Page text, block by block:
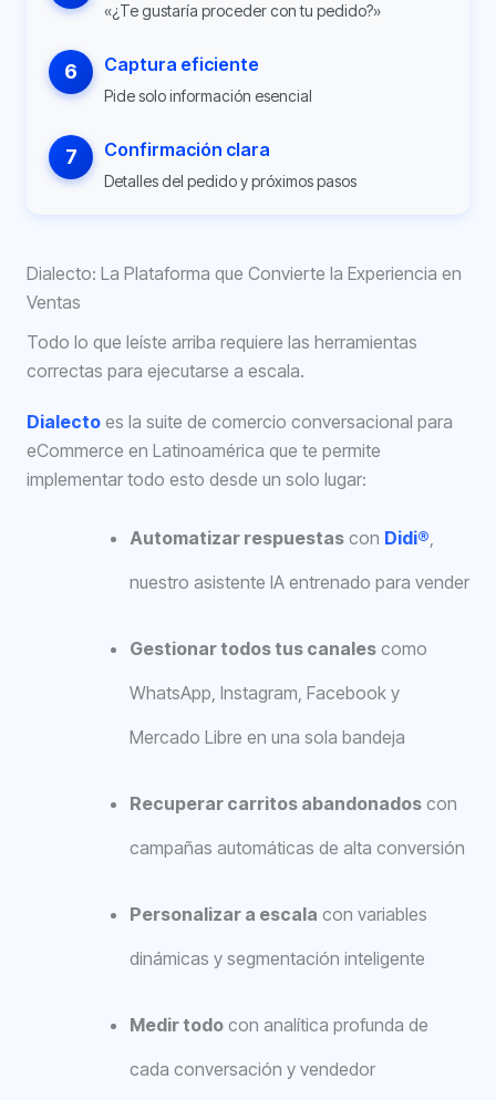
«¿Te gustaría proceder con tu pedido?»
6 Captura eficiente
Pide solo información esencial
7 Confirmación clara
Detalles del pedido y próximos pasos
Dialecto: La Plataforma que Convierte la Experiencia en
Ventas
Todo lo que leíste arriba requiere las herramientas
correctas para ejecutarse a escala.
Dialecto es la suite de comercio conversacional para
eCommerce en Latinoamérica que te permite
implementar todo esto desde un solo lugar:
Automatizar respuestas con Didi®,
nuestro asistente IA entrenado para vender
Gestionar todos tus canales como
WhatsApp, Instagram, Facebook y
Mercado Libre en una sola bandeja
Recuperar carritos abandonados con
campañas automáticas de alta conversión
Personalizar a escala con variables
dinámicas y segmentación inteligente
Medir todo con analítica profunda de
cada conversación y vendedor